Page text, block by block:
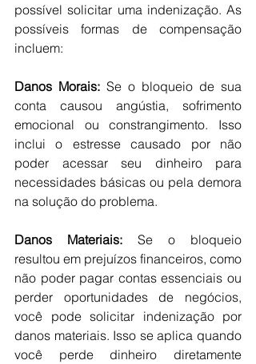
possível solicitar uma indenização. As
possíveis formas de compensação
incluem:
Danos Morais: Se o bloqueio de sua
conta causou angústia, sofrimento
emocional ou constrangimento. Isso
inclui o estresse causado por não
poder acessar seu dinheiro para
necessidades básicas ou pela demora
na solução do problema.
Danos Materiais: Se o bloqueio
resultou em prejuízos financeiros, como
não poder pagar contas essenciais ou
perder oportunidades de negócios,
você pode solicitar indenização por
danos materiais. Isso se aplica quando
você perde dinheiro diretamente